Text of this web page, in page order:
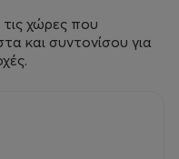
χώρες που
και συντονίσου για